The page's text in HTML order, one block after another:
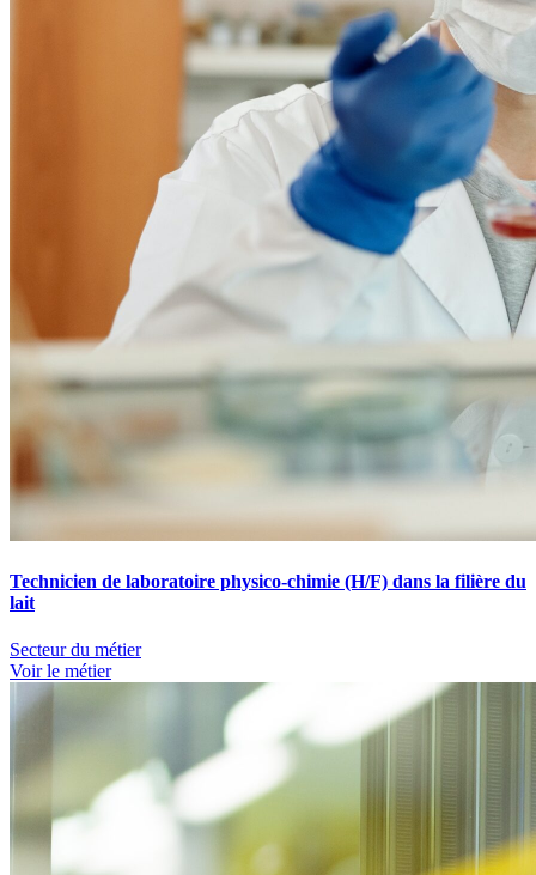
Technicien de laboratoire physico-chimie (H/F) dans la filière du
lait
Secteur du métier
Voir le métier